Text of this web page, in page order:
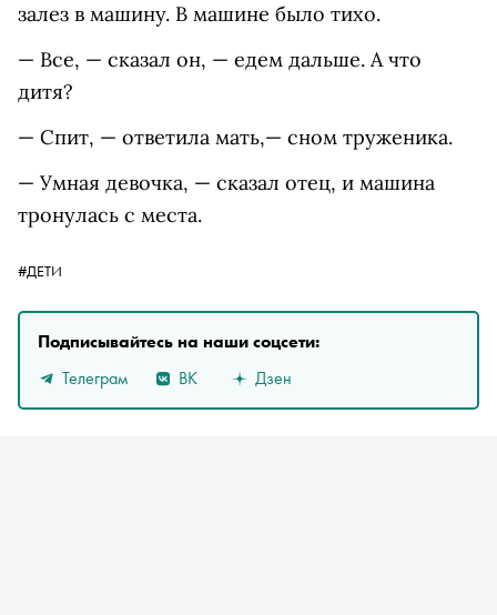
залез в машину. В машине было тихо.
— Все, — сказал он, — едем дальше. А что
дитя?
— Спит, — ответила мать,— сном труженика.
— Умная девочка, — сказал отец, и машина
тронулась с места.
#ДЕТИ
Подписывайтесь на наши соцсети:
Телеграм
ВК Дзен